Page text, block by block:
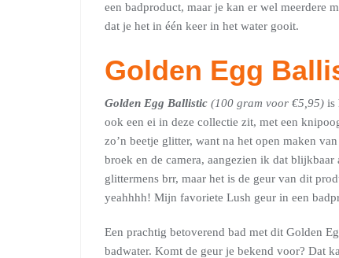
een badproduct, maar je kan er wel meerdere
dat je het in één keer in het water gooit.
Golden Egg
Golden Egg Ballistic (100 gram voor €5,95) is
ook een ei in deze collectie zit, met een
zo’n beetje glitter, want na het open maken
broek en de camera, aangezien ik dat
glittermens brr, maar het is de geur van dit
yeahhhh! Mijn favoriete Lush geur in een
Een prachtig betoverend bad met dit Golden
badwater. Komt de geur je bekend voor? Dat